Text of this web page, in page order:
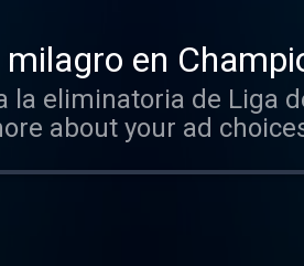
en
eliminatoria de Liga
about your ad